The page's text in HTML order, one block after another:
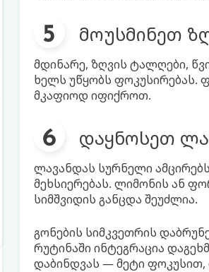
მოუსმინეთ
მდინარე, ზღვის ტალღები,
ხელს უწყობს ფოკუსირებას.
მკაფიოდ იფიქროთ.
დაყნოსეთ
ლავანდას სურნელი
მეხსიერებას. ლიმონის ან
სიმშვიდის განცდა შეუძლია.
გონების სიმკვეთრის
რუტინაში ინტეგრაცია
დაბინდვას — მეტი